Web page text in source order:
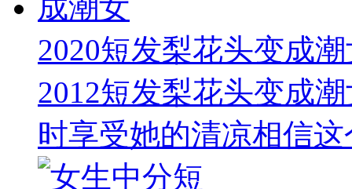
2020短发梨花头变成
2012短发梨花头变成
时享受她的清凉相信